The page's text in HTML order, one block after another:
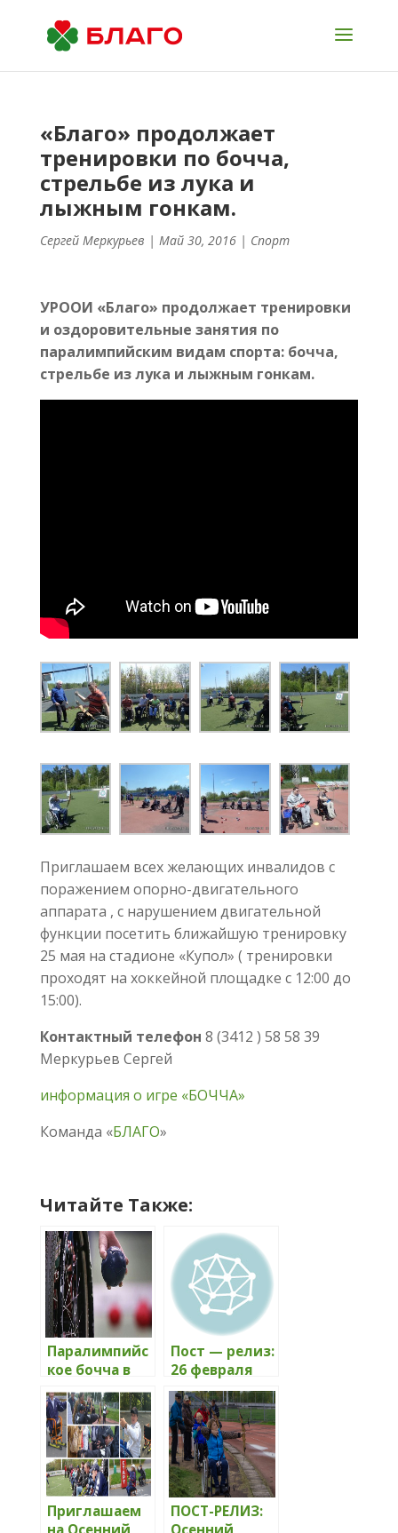
«Благо» продолжает
тренировки по бочча,
стрельбе из лука и
лыжным гонкам.
Сергей Меркурьев | Май 30, 2016 | Спорт
УРООИ «Благо» продолжает тренировки
и оздоровительные занятия по
паралимпийским видам спорта: бочча,
стрельбе из лука и лыжным гонкам.
Приглашаем всех желающих инвалидов с
поражением опорно-двигательного
аппарата , с нарушением двигательной
функции посетить ближайшую тренировку
25 мая на стадионе «Купол» ( тренировки
проходят на хоккейной площадке с 12:00 до
15:00).
Контактный телефон 8 (3412 ) 58 58 39
Меркурьев Сергей
информация о игре «БОЧЧА»
Команда «БЛАГО»
Читайте Также:
Паралимпийс
кое бочча в
Ижевске
Пост — релиз:
26 февраля
состоялся
турнир по
бочча для
людей с
тяжелым
поражением
двигательны
х функций
Приглашаем
ПОСТ-РЕЛИЗ: